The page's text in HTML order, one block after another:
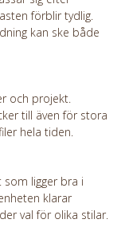
förblir tydlig.
kan ske både
och projekt.
till även för stora
hela tiden.
ligger bra i
klarar
val för olika stilar.